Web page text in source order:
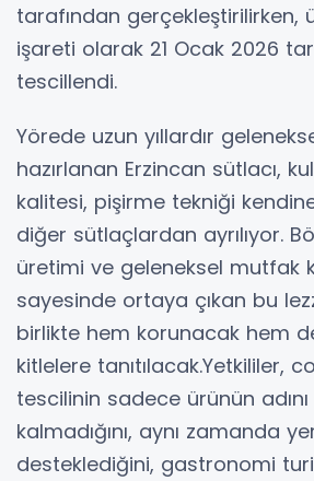
tarafından gerçekleştirilirken,
işareti olarak 21 Ocak 2026
tescillendi.
Yörede uzun yıllardır
hazırlanan Erzincan sütlacı,
kalitesi, pişirme tekniği
diğer sütlaçlardan ayrılıyor.
üretimi ve geleneksel mutfak
sayesinde ortaya çıkan bu
birlikte hem korunacak hem
kitlelere tanıtılacak.Yetkililer,
tescilinin sadece ürünün
kalmadığını, aynı zamanda
desteklediğini, gastronomi